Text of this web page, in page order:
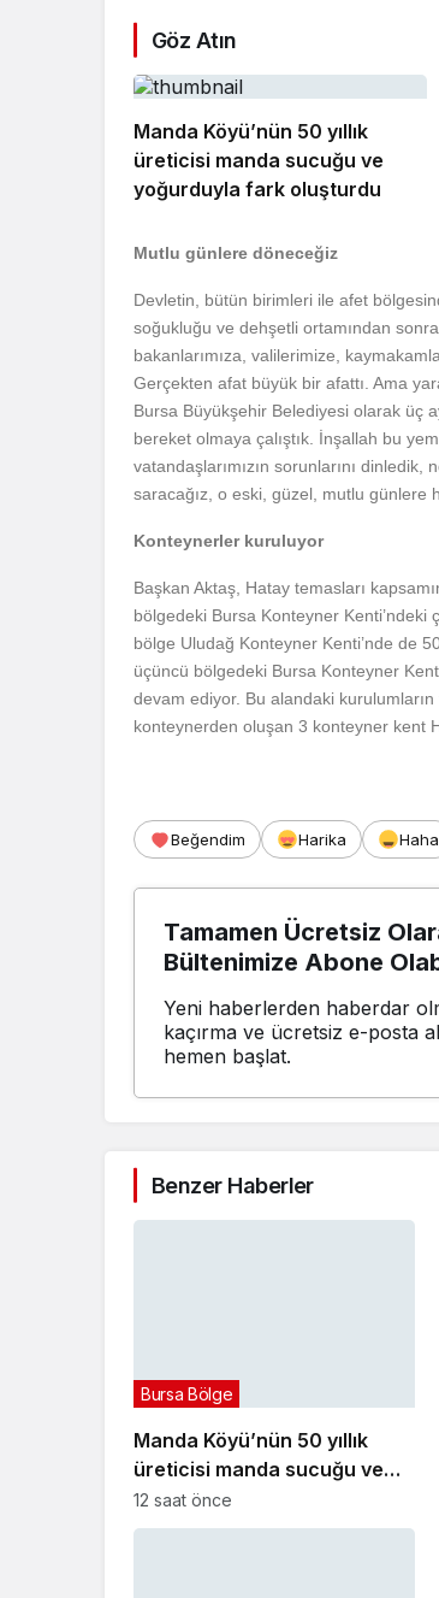
Göz Atın
Manda Köyü’nün 50 yıllık
üreticisi manda sucuğu ve
yoğurduyla fark oluşturdu
Mutlu günlere döneceğiz
Devletin, bütün birimleri ile afet
soğukluğu ve dehşetli ortamından
bakanlarımıza, valilerimize,
Gerçekten afat büyük bir afattı. Ama
Bursa Büyükşehir Belediyesi olarak üç
bereket olmaya çalıştık. İnşallah bu
vatandaşlarımızın sorunlarını dinledik,
saracağız, o eski, güzel, mutlu günlere
Konteynerler kuruluyor
Başkan Aktaş, Hatay temasları
bölgedeki Bursa Konteyner Kenti’ndeki
bölge Uludağ Konteyner Kenti’nde de
üçüncü bölgedeki Bursa Konteyner
devam ediyor. Bu alandaki
konteynerden oluşan 3 konteyner kent
Beğendim Harika Haha
Tamamen Ücretsiz
Bültenimize Abone
Yeni haberlerden haberdar
kaçırma ve ücretsiz e-posta
hemen başlat.
Benzer Haberler
Manda Köyü’nün 50 yıllık
üreticisi manda sucuğu ve
yoğurduyla fark oluşturdu
Bursa Bölge
12 saat önce